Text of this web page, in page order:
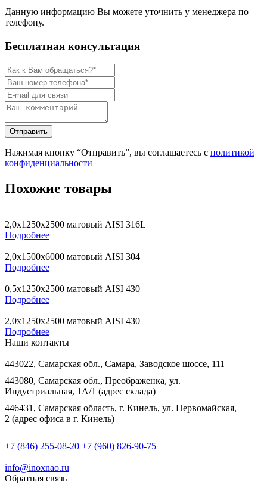
Данную информацию Вы можете уточнить у менеджера по
телефону.
Бесплатная консультация
Нажимая кнопку “Отправить”, вы соглашаетесь с политикой
конфиденциальности
Похожие товары
2,0х1250х2500 матовый AISI 316L
Подробнее
2,0х1500х6000 матовый AISI 304
Подробнее
0,5х1250х2500 матовый AISI 430
Подробнее
2,0х1250х2500 матовый AISI 430
Подробнее
Наши контакты
443022, Самарская обл., Самара, Заводское шоссе, 111
443080, Самарская обл., Преображенка, ул.
Индустриальная, 1А/1 (адрес склада)
446431, Самарская область, г. Кинель, ул. Первомайская,
2 (адрес офиса в г. Кинель)
+7 (846) 255-08-20 +7 (960) 826-90-75
info@inoxnao.ru
Обратная связь